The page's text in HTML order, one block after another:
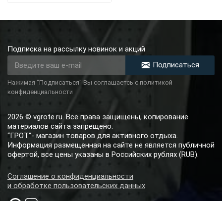
Подписка на рассылку новинок и акций
Подписаться
Нажимая "Подписаться" Вы соглашаетсь с политикой
конфиденциальности
2026 © vgrote.ru. Все права защищены, копирование
материалов сайта запрещено.
“ГРОТ”- магазин товаров для активного отдыха.
Информация размещенная на сайте не является публичной
офертой, все цены указаны в Российских рублях (RUB).
Соглашение о конфиденциальности
и обработке пользовательских данных